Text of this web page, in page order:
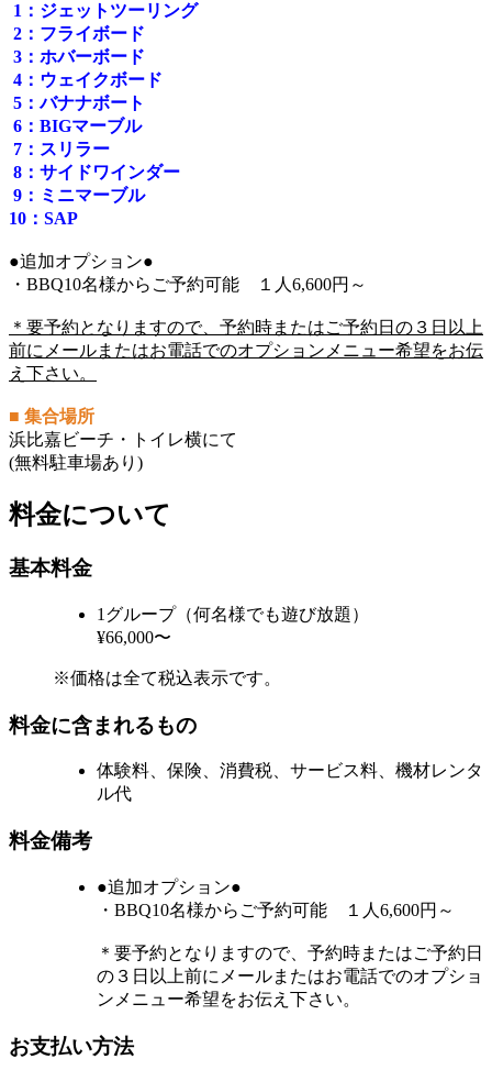
1：ジェットツーリング
2：フライボード
3：ホバーボード
4：ウェイクボード
5：バナナボート
6：BIGマーブル
7：スリラー
8：サイドワインダー
9：ミニマーブル
10：SAP
●追加オプション●
・BBQ10名様からご予約可能 １人6,600円～
＊要予約となりますので、予約時またはご予約日の３日以上
前にメールまたはお電話でのオプションメニュー希望をお伝
え下さい。
■ 集合場所
浜比嘉ビーチ・トイレ横にて
(無料駐車場あり)
料金について
基本料金
1グループ（何名様でも遊び放題）
¥66,000〜
※価格は全て税込表示です。
料金に含まれるもの
体験料、保険、消費税、サービス料、機材レンタ
ル代
料金備考
●追加オプション●
・BBQ10名様からご予約可能 １人6,600円～
＊要予約となりますので、予約時またはご予約日
の３日以上前にメールまたはお電話でのオプショ
ンメニュー希望をお伝え下さい。
お支払い方法